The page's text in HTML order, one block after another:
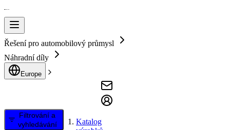
Řešení pro automobilový průmysl
Náhradní díly
Europe
Filtrování a
vyhledávání
Katalog